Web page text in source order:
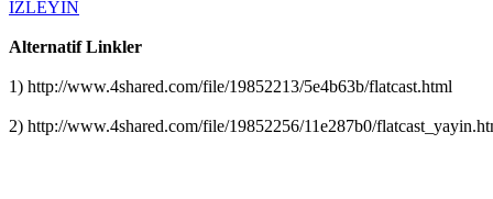
İZLEYİN
Alternatif Linkler
1) http://www.4shared.com/file/19852213/5e4b63b/flatcast.html
2) http://www.4shared.com/file/19852256/11e287b0/